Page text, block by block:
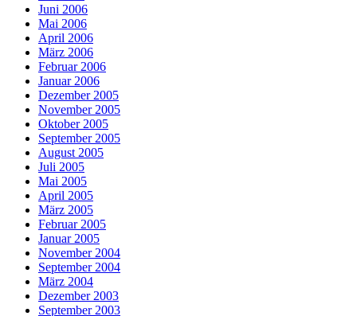
Juni 2006
Mai 2006
April 2006
März 2006
Februar 2006
Januar 2006
Dezember 2005
November 2005
Oktober 2005
September 2005
August 2005
Juli 2005
Mai 2005
April 2005
März 2005
Februar 2005
Januar 2005
November 2004
September 2004
März 2004
Dezember 2003
September 2003